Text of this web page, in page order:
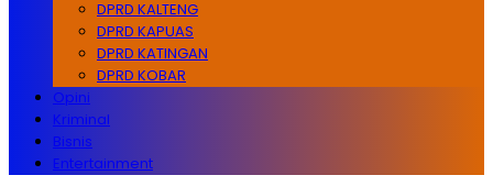
DPRD KALTENG
DPRD KAPUAS
DPRD KATINGAN
DPRD KOBAR
Opini
Kriminal
Bisnis
Entertainment